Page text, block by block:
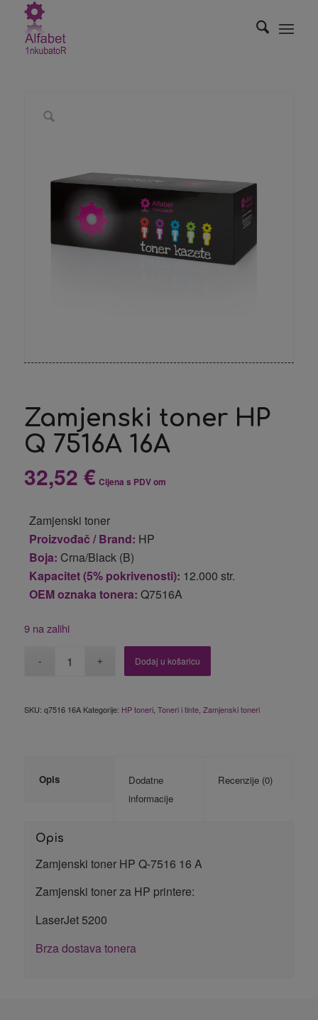
Zamjenski toner HP
Q 7516A 16A
32,52 € Cijena s PDV om
Zamjenski toner
Proizvođač / Brand: HP
Boja: Crna/Black (B)
Kapacitet (5% pokrivenosti): 12.000 str.
OEM oznaka tonera: Q7516A
9 na zalihi
Dodaj u košaricu
SKU: q7516 16A Kategorije: HP toneri, Toneri i tinte, Zamjenski toneri
Opis
Dodatne
informacije
Recenzije (0)
Opis
Zamjenski toner HP Q-7516 16 A
Zamjenski toner za HP printere:
LaserJet 5200
Brza dostava tonera